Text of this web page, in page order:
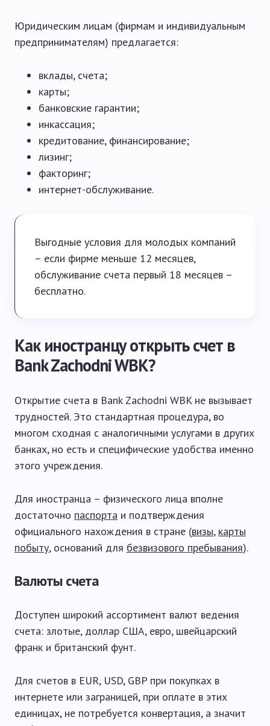
Юридическим лицам (фирмам и индивидуальным
предпринимателям) предлагается:
вклады, счета;
карты;
банковские гарантии;
инкассация;
кредитование, финансирование;
лизинг;
факторинг;
интернет-обслуживание.
Выгодные условия для молодых компаний
– если фирме меньше 12 месяцев,
обслуживание счета первый 18 месяцев –
бесплатно.
Как иностранцу открыть счет в
Bank Zachodni WBK?
Открытие счета в Bank Zachodni WBK не вызывает
трудностей. Это стандартная процедура, во
многом сходная с аналогичными услугами в других
банках, но есть и специфические удобства именно
этого учреждения.
Для иностранца – физического лица вполне
достаточно паспорта и подтверждения
официального нахождения в стране (визы, карты
побыту, оснований для безвизового пребывания).
Валюты счета
Доступен широкий ассортимент валют ведения
счета: злотые, доллар США, евро, швейцарский
франк и британский фунт.
Для счетов в EUR, USD, GBP при покупках в
интернете или заграницей, при оплате в этих
единицах, не потребуется конвертация, а значит